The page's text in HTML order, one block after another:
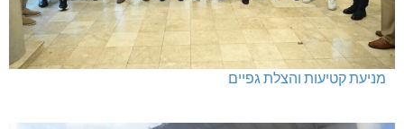
מניעת קטיעות והצלת גפיים